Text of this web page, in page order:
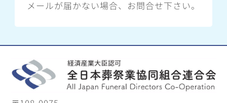
メールが届かない場合、お問合せ下さい。